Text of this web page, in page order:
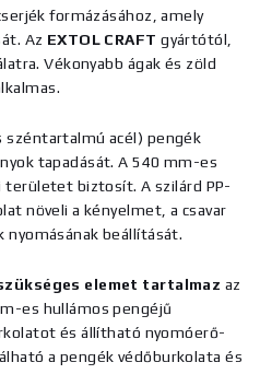
formázásához, amely
Az EXTOL CRAFT gyártótól,
Vékonyabb ágak és zöld
széntartalmú acél) pengék
tapadását. A 540 mm-es
területet biztosít. A szilárd PP-
növeli a kényelmet, a csavar
nyomásának beállítását.
elemet tartalmaz az
es hullámos pengéjű
és állítható nyomóerő-
a pengék védőburkolata és